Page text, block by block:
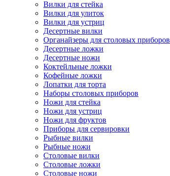
Вилки для стейка
Вилки для улиток
Вилки для устриц
Десертные вилки
Органайзеры для столовых приборов
Десертные ложки
Десертные ножи
Коктейльные ложки
Кофейные ложки
Лопатки для торта
Наборы столовых приборов
Ножи для стейка
Ножи для устриц
Ножи для фруктов
Приборы для сервировки
Рыбные вилки
Рыбные ножи
Столовые вилки
Столовые ложки
Столовые ножи